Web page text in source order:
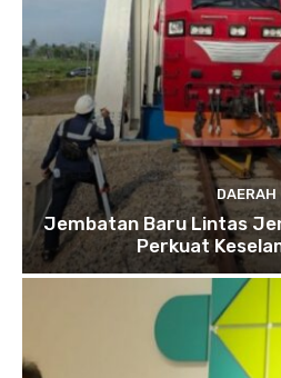
DAERAH
Jembatan Baru Lintas
Perkuat